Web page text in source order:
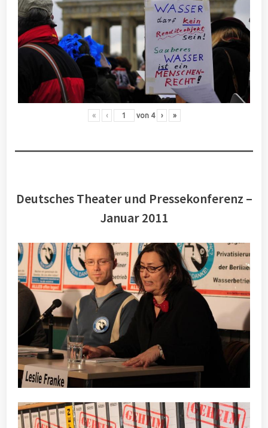
« ‹ von 4 › »
Deutsches Theater und Pressekonferenz –
Januar 2011